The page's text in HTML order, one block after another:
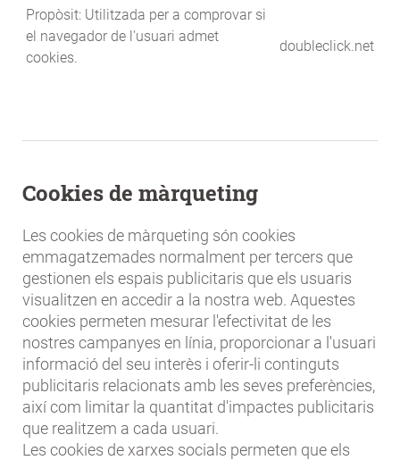
Propòsit: Utilitzada per a comprovar si
el navegador de l'usuari admet
cookies.
doubleclick.net
Cookies de màrqueting
Les cookies de màrqueting són cookies
emmagatzemades normalment per tercers que
gestionen els espais publicitaris que els usuaris
visualitzen en accedir a la nostra web. Aquestes
cookies permeten mesurar l'efectivitat de les
nostres campanyes en línia, proporcionar a l'usuari
informació del seu interès i oferir-li continguts
publicitaris relacionats amb les seves preferències,
així com limitar la quantitat d'impactes publicitaris
que realitzem a cada usuari.
Les cookies de xarxes socials permeten que els